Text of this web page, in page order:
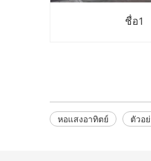
ชื่อ1
หอแสงอาทิตย์ ตัวอ